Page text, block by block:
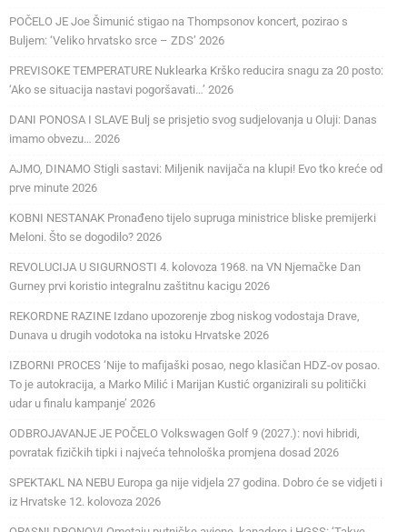
POČELO JE Joe Šimunić stigao na Thompsonov koncert, pozirao s
Buljem: ‘Veliko hrvatsko srce – ZDS’ 2026
PREVISOKE TEMPERATURE Nuklearka Krško reducira snagu za 20 posto:
‘Ako se situacija nastavi pogoršavati…’ 2026
DANI PONOSA I SLAVE Bulj se prisjetio svog sudjelovanja u Oluji: Danas
imamo obvezu… 2026
AJMO, DINAMO Stigli sastavi: Miljenik navijača na klupi! Evo tko kreće od
prve minute 2026
KOBNI NESTANAK Pronađeno tijelo supruga ministrice bliske premijerki
Meloni. Što se dogodilo? 2026
REVOLUCIJA U SIGURNOSTI 4. kolovoza 1968. na VN Njemačke Dan
Gurney prvi koristio integralnu zaštitnu kacigu 2026
REKORDNE RAZINE Izdano upozorenje zbog niskog vodostaja Drave,
Dunava u drugih vodotoka na istoku Hrvatske 2026
IZBORNI PROCES ‘Nije to mafijaški posao, nego klasičan HDZ-ov posao.
To je autokracija, a Marko Milić i Marijan Kustić organizirali su politički
udar u finalu kampanje’ 2026
ODBROJAVANJE JE POČELO Volkswagen Golf 9 (2027.): novi hibridi,
povratak fizičkih tipki i najveća tehnološka promjena dosad 2026
SPEKTAKL NA NEBU Europa ga nije vidjela 27 godina. Dobro će se vidjeti i
iz Hrvatske 12. kolovoza 2026